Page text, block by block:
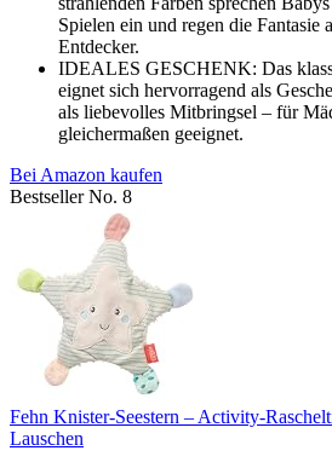
Spielen ein und regen die Fantasie
Entdecker.
IDEALES GESCHENK: Das
eignet sich hervorragend als
als liebevolles Mitbringsel – für
gleichermaßen geeignet.
Bei Amazon kaufen
Bestseller No. 8
Fehn Knister-Seestern – Activity-
Lauschen